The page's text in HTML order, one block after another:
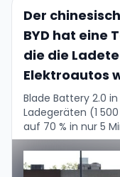
Der
BYD hat eine
die die
Elektroautos
Blade Battery 2.0
Ladegeräten (1
auf 70 % in nur 5